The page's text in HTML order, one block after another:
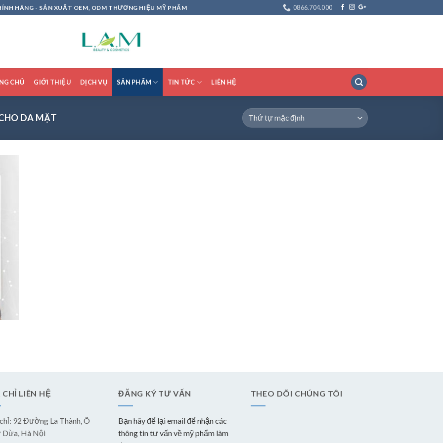
HÃNG - SẢN XUẤT OEM, ODM THƯƠNG HIỆU MỸ PHẨM 0866.704.000
CHỦ GIỚI THIỆU DỊCH VỤ SẢN PHẨM TIN TỨC LIÊN HỆ
DA MẶT
LIÊN HỆ
92 Đường La Thành, Ô
Dừa, Hà Nội
ĐĂNG KÝ TƯ VẤN
Bạn hãy để lại email để nhận các
thông tin tư vấn về mỹ phẩm làm
THEO DÕI CHÚNG TÔI